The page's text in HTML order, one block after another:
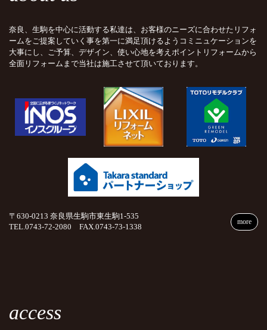
奈良、生駒を中心に活動する私達は、お客様のニーズに合わせたリフォ
ームをご提案していく事を第一に満足頂けるようコミニュケーションを
大事にし、ご予算、デザイン、使い心地を考えポイントリフォームから
全面リフォームまで当社は施工させて頂いております。
〒630-0213 奈良県生駒市東生駒1-535
TEL.0743-72-2080 FAX.0743-73-1338
more
access